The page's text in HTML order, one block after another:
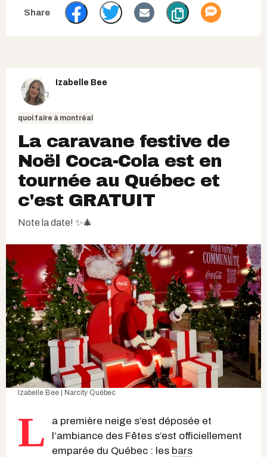
Izabelle Bee
quoi faire à montréal
La caravane festive de
Noël Coca-Cola est en
tournée au Québec et
c'est GRATUIT
Note la date! ✨🎄
Izabelle Bee | Narcity Québec
L
a première neige s’est déposée et
l’ambiance des Fêtes s’est officiellement
emparée du Québec : les bars